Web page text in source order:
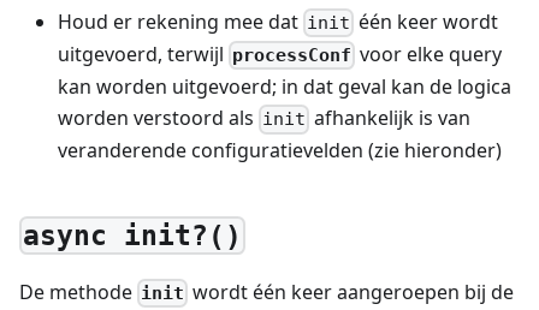
Houd er rekening mee dat init één keer wordt
uitgevoerd, terwijl processConf voor elke query
kan worden uitgevoerd; in dat geval kan de logica
worden verstoord als init afhankelijk is van
veranderende configuratievelden (zie hieronder)
async init?()
De methode init wordt één keer aangeroepen bij de